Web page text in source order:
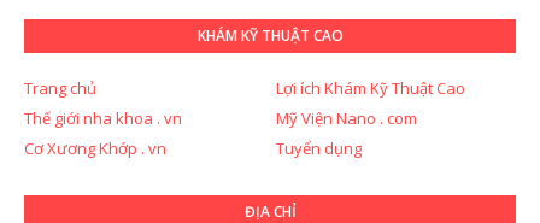
KHÁM KỸ THUẬT CAO
Trang chủ
Lợi ích Khám Kỹ Thuật Cao
Thế giới nha khoa . vn
Mỹ Viện Nano . com
Cơ Xương Khớp . vn
Tuyển dụng
ĐỊA CHỈ